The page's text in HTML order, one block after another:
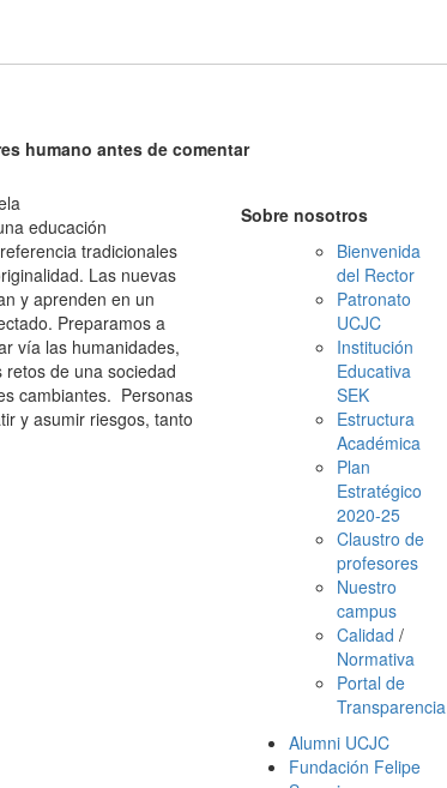
humano antes de comentar
educación
tradicionales
Las nuevas
y aprenden en un
Preparamos a
vía las humanidades,
de una sociedad
cambiantes. Personas
y asumir riesgos, tanto
Sobre nosotros
Bienvenida
del Rector
Patronato
UCJC
Institución
Educativa
SEK
Estructura
Académica
Plan
Estratégico
2020-25
Claustro de
profesores
Nuestro
campus
Calidad /
Normativa
Portal de
Transparencia
Alumni UCJC
Fundación Felipe